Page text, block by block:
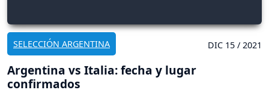
SELECCIÓN ARGENTINA DIC 15 / 2021
Argentina vs Italia: fecha y lugar
confirmados